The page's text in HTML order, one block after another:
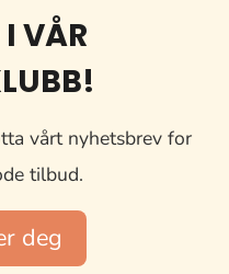
VÅR
vårt nyhetsbrev for
tilbud.
deg